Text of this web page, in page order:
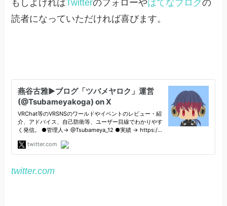
もしよければTwitterのフォローやはてなブログの
読者になっていただければ喜びます。
twitter.com